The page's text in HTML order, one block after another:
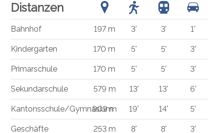
Distanzen
Bahnhof 197 m 3' 3' 1'
Kindergarten 170 m 5' 5' 3'
Primarschule 170 m 5' 5' 3'
Sekundarschule 579 m 13' 13' 6'
Kantonsschule/Gymnasium
909 m 19' 14' 5'
Geschäfte 253 m 8' 8' 3'